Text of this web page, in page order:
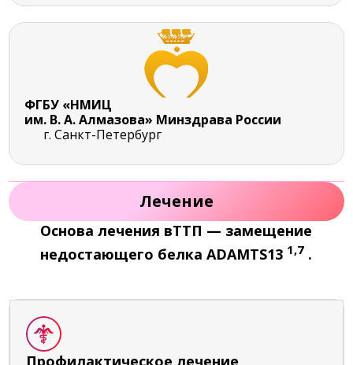
ФГБУ «НМИЦ
им. В. А. Алмазова» Минздрава России
г. Санкт-Петербург
Лечение
Основа лечения вТТП — замещение
недостающего белка ADAMTS13 1,7 .
Профилактическое лечение